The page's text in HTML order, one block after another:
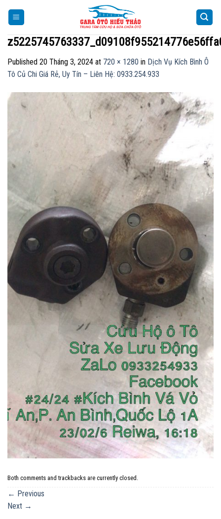
Published 20 Tháng 3, 2024 at 720 × 1280 in Dịch Vụ Kích Bình Ô
Tô Củ Chi Giá Rẻ, Uy Tín – Liên Hệ: 0933.254.933
Both comments and trackbacks are currently closed.
← Previous
Next →